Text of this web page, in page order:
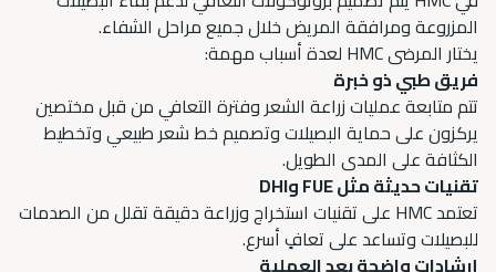
المزروعة ومرافقة المريض خلال جميع مراحل الشفاء.
يختار المرضى HMC لعدة أسباب مهمة:
فريق طبي ذو خبرة
تتم متابعة عمليات زراعة الشعر وفترة التعافي من قبل مختصين
يركزون على حماية البصيلات وتصميم خط شعر طبيعي وتخطيط
الكثافة على المدى الطويل.
تقنيات حديثة مثل FUE وDHI
تعتمد HMC على تقنيات استخراج وزراعة دقيقة تقلل من الصدمات
للبصيلات وتساعد على تعافٍ أسرع.
إرشادات واضحة بعد العملية